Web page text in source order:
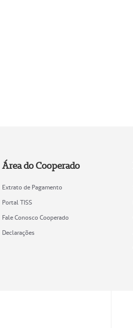
Área do Cooperado
Extrato de Pagamento
Portal TISS
Fale Conosco Cooperado
Declarações